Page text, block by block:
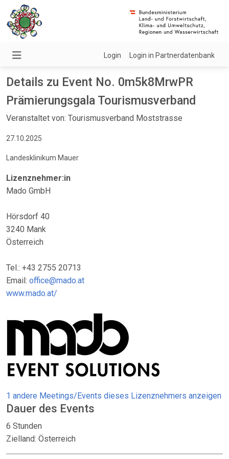
Login Login in Partnerdatenbank
Details zu Event No. 0m5k8MrwPR
Prämierungsgala Tourismusverband
Veranstaltet von: Tourismusverband Moststrasse
27.10.2025
Landesklinikum Mauer
Lizenznehmer:in
Mado GmbH
Hörsdorf 40
3240 Mank
Österreich
Tel.: +43 2755 20713
Email: office@mado.at
www.mado.at/
1 andere Meetings/Events dieses Lizenznehmers anzeigen
Dauer des Events
6 Stunden
Zielland: Österreich